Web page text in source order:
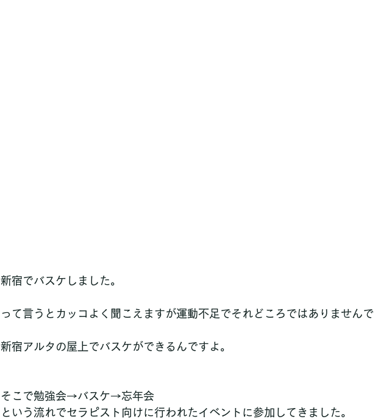
新宿でバスケしました。
って言うとカッコよく聞こえますが運動不足でそれどころではありません
新宿アルタの屋上でバスケができるんですよ。
そこで勉強会→バスケ→忘年会
という流れでセラピスト向けに行われたイベントに参加してきました。